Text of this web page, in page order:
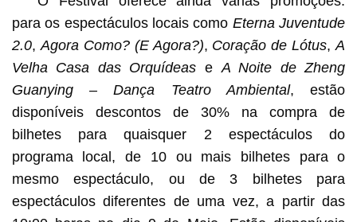
para os espectáculos locais como Eterna Juventude
2.0,Agora Como? (E Agora?), Coração de Lótus,A
Velha Casa das Orquídeas eA Noite de Zheng
Guanying – Dança Teatro Ambiental, estão
disponíveis descontos de 30% na compra de
bilhetes para quaisquer 2 espectáculos do
programa local, de 10 ou mais bilhetes para o
mesmo espectáculo, ou de 3 bilhetes para
espectáculos diferentes de uma vez, a partir das